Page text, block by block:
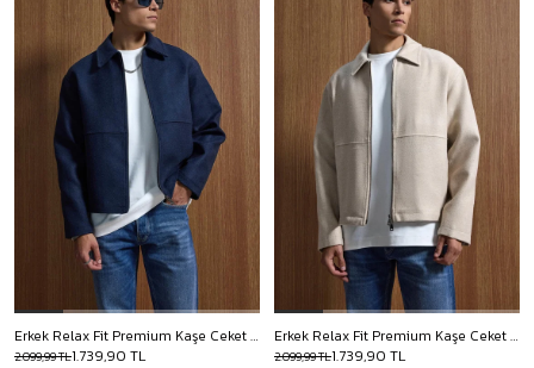
Erkek Relax Fit Premium Kaşe Ceket Kaban Lacivert
1.739,90 TL
2.099,99 TL
Erkek Relax Fit Premium Kaşe Ceket Kaban Bej
1.739,90 TL
2.099,99 TL